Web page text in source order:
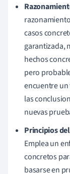
casos
garantizada,
hechos
pero
encuentre
las
nuevas
Principios
Emplea un
concretos
basarse en